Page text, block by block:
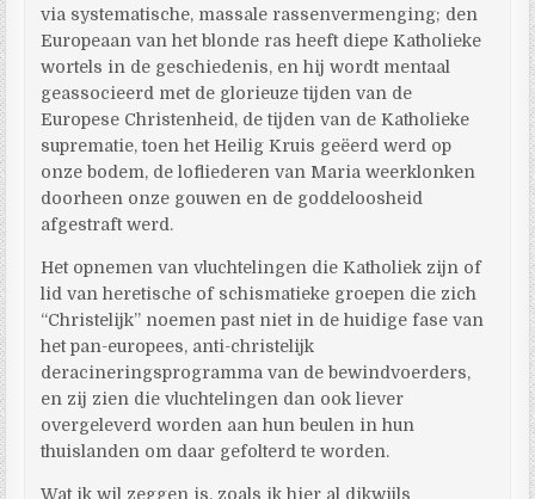
via systematische, massale rassenvermenging; den
Europeaan van het blonde ras heeft diepe Katholieke
wortels in de geschiedenis, en hij wordt mentaal
geassocieerd met de glorieuze tijden van de
Europese Christenheid, de tijden van de Katholieke
suprematie, toen het Heilig Kruis geëerd werd op
onze bodem, de lofliederen van Maria weerklonken
doorheen onze gouwen en de goddeloosheid
afgestraft werd.
Het opnemen van vluchtelingen die Katholiek zijn of
lid van heretische of schismatieke groepen die zich
“Christelijk” noemen past niet in de huidige fase van
het pan-europees, anti-christelijk
deracineringsprogramma van de bewindvoerders,
en zij zien die vluchtelingen dan ook liever
overgeleverd worden aan hun beulen in hun
thuislanden om daar gefolterd te worden.
Wat ik wil zeggen is, zoals ik hier al dikwijls